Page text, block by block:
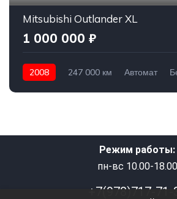
Mitsubishi Outlander XL
1 000 000 ₽
2008 247 000 км Автомат
Режим работы:
пн-вс 10.00-18.00
+7(978)717-71-